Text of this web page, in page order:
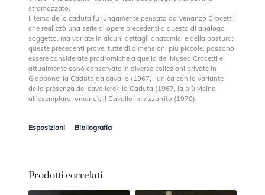
stramazzato.
Il tema della caduta fu lungamente pensato da Venanzo Crocetti,
che realizzò una serie di opere precedenti a questa di analogo
soggetto, ma variate in alcuni dettagli anatomici e della postura;
queste precedenti prove, tutte di dimensioni più piccole, possono
essere considerate prodromiche a quella del Museo Crocetti e
attualmente sono conservate in diverse collezioni private in
Giappone: la Caduta da cavallo (1967, l’unica con la variante
della presenza del cavaliere); la Caduta (1967, la più vicina
all’esemplare romano); il Cavallo imbizzarrito (1970).
Esposizioni Bibliografia
Prodotti correlati